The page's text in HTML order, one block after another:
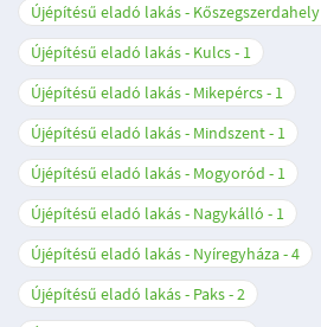
Újépítésű eladó lakás - Kőszegszerdahely
Újépítésű eladó lakás - Kulcs
1
Újépítésű eladó lakás - Mikepércs
1
Újépítésű eladó lakás - Mindszent
1
Újépítésű eladó lakás - Mogyoród
1
Újépítésű eladó lakás - Nagykálló
1
Újépítésű eladó lakás - Nyíregyháza 4
Újépítésű eladó lakás - Paks 2